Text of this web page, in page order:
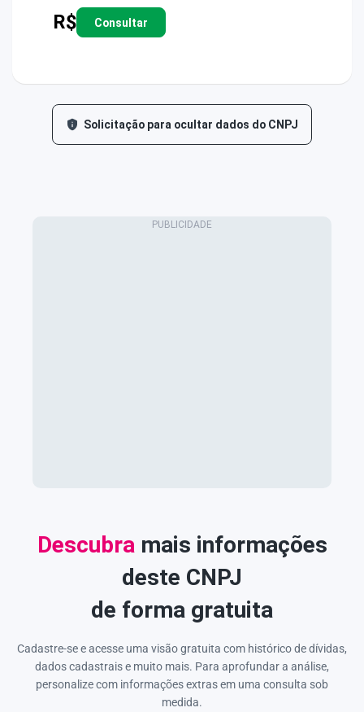
R$ Consultar
Solicitação para ocultar dados do CNPJ
Descubramais informações
deste CNPJ
de forma gratuita
Cadastre-se e acesse uma visão gratuita com histórico de dívidas,
dados cadastrais e muito mais. Para aprofundar a análise,
personalize com informações extras em uma consulta sob
medida.